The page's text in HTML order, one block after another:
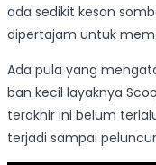
ada sedikit kesan
dipertajam untuk
Ada pula yang
ban kecil layaknya
terakhir ini belum
terjadi sampai